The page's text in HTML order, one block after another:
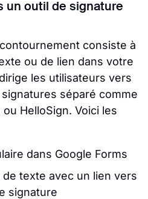
un outil de signature
consiste à
ou de lien dans votre
les utilisateurs vers
séparé comme
HelloSign. Voici les
dans Google Forms
texte avec un lien vers
signature